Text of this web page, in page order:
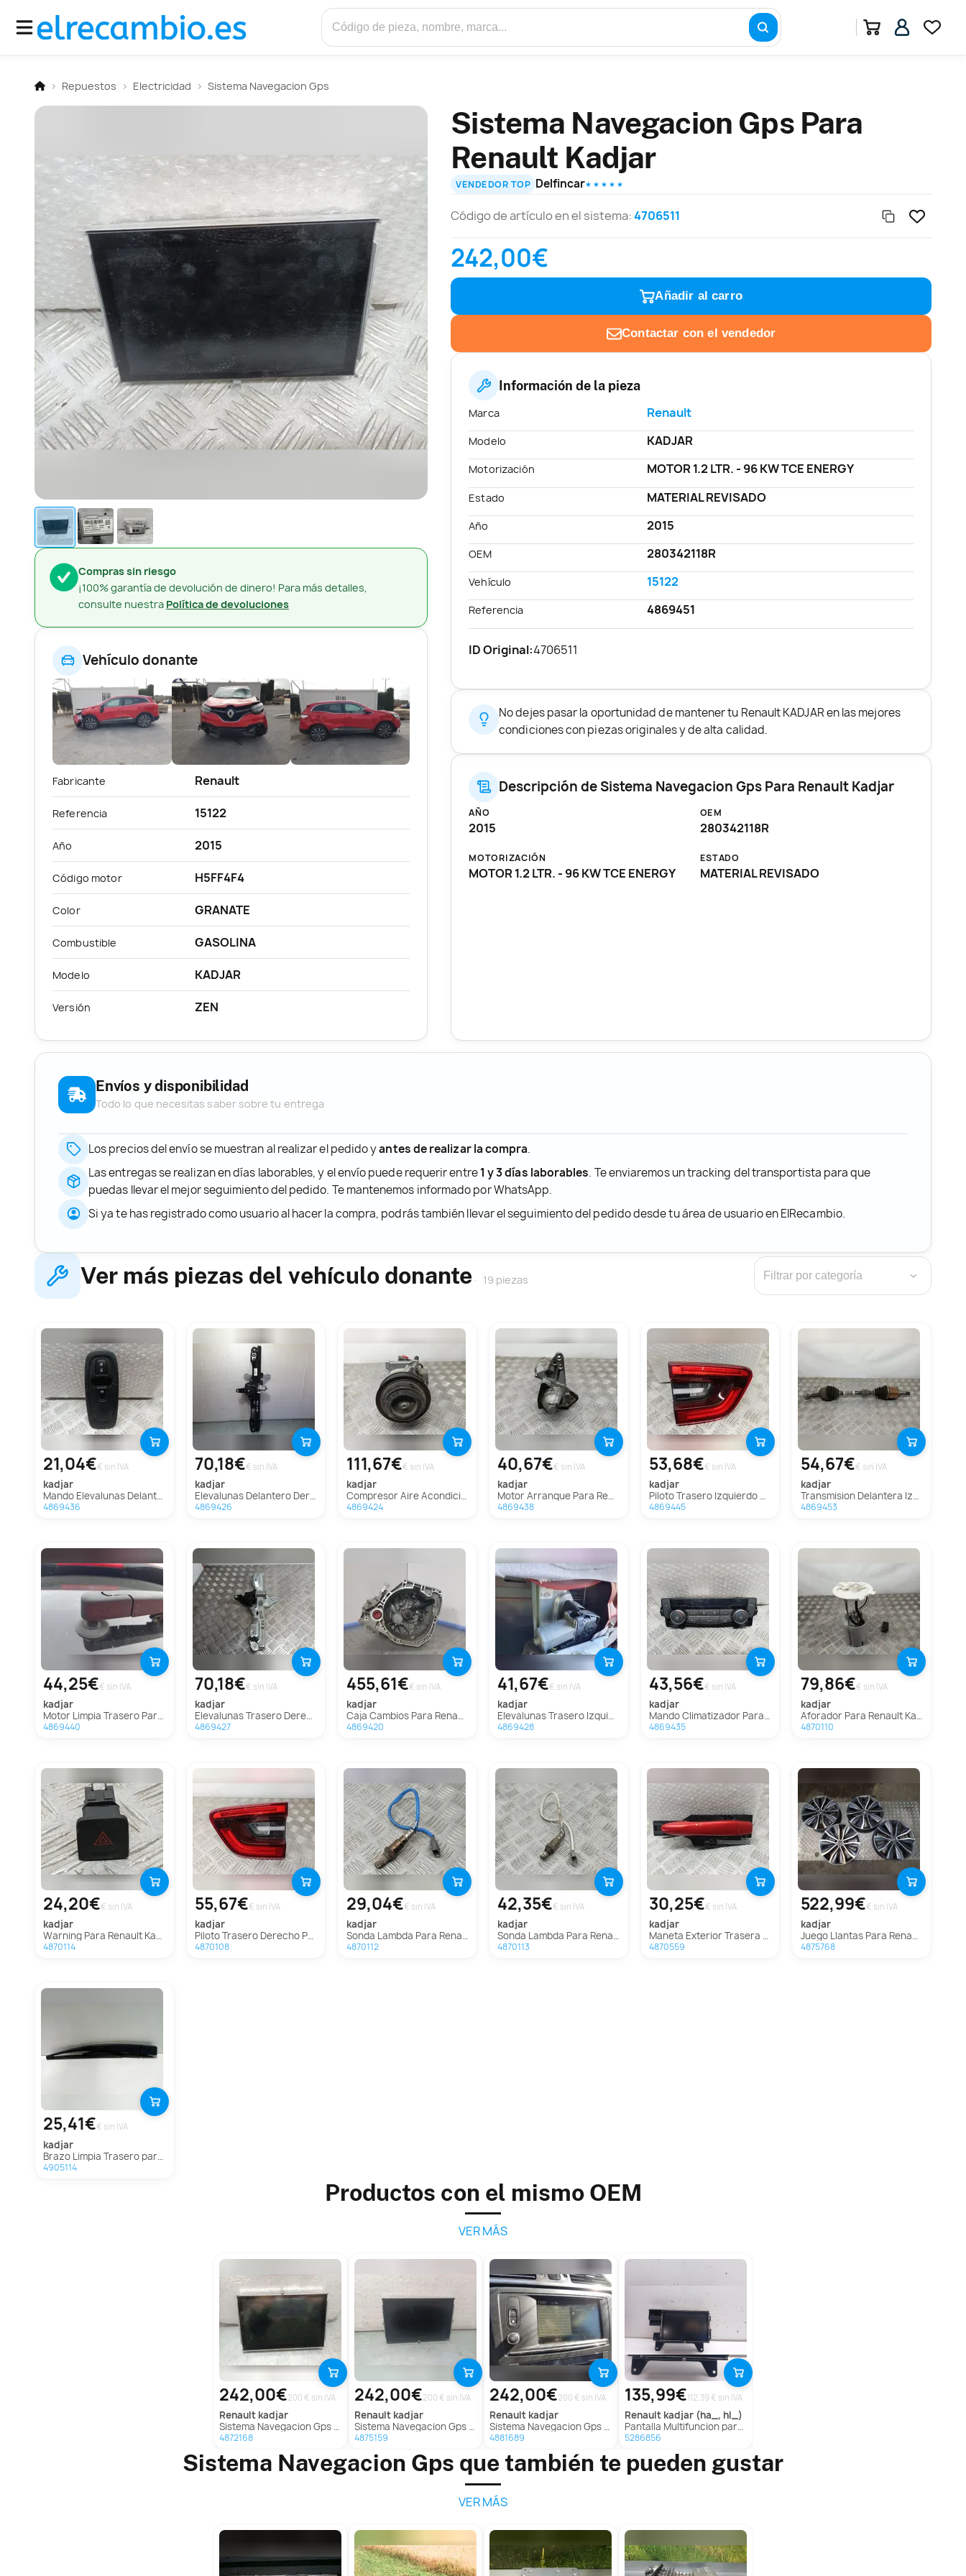
Repuestos Electricidad Sistema Navegacion Gps
Compras sin riesgo
¡100% garantía de devolución de dinero! Para más detalles,
consulte nuestra Política de devoluciones
Vehículo donante
Fabricante Renault
Referencia 15122
Año 2015
Código motor H5FF4F4
Color GRANATE
Combustible GASOLINA
Modelo KADJAR
Versión ZEN
Sistema Navegacion Gps Para
Renault Kadjar
VENDEDOR TOP Delfincar★ ★ ★ ★ ★
Código de artículo en el sistema:4706511
242,00€
Añadir al carro
Contactar con el vendedor
Información de la pieza
Marca Renault
Modelo KADJAR
Motorización MOTOR 1.2 LTR. - 96 KW TCE ENERGY
Estado MATERIAL REVISADO
Año 2015
OEM 280342118R
Vehículo 15122
Referencia 4869451
ID Original:4706511
No dejes pasar la oportunidad de mantener tu Renault KADJAR en las mejores
condiciones con piezas originales y de alta calidad.
Descripción de Sistema Navegacion Gps Para Renault Kadjar
AÑO
2015
OEM
280342118R
MOTORIZACIÓN
MOTOR 1.2 LTR. - 96 KW TCE ENERGY
ESTADO
MATERIAL REVISADO
Envíos y disponibilidad
Todo lo que necesitas saber sobre tu entrega
Los precios del envío se muestran al realizar el pedido yantes de realizar la compra.
Las entregas se realizan en días laborables, y el envío puede requerir entre1 y 3 días laborables. Te enviaremos un tracking del transportista para que
puedas llevar el mejor seguimiento del pedido. Te mantenemos informado por WhatsApp.
Si ya te has registrado como usuario al hacer la compra, podrás también llevar el seguimiento del pedido desde tu área de usuario en ElRecambio.
Ver más piezas del vehículo donante 19 piezas ›
21,04€€ sin IVA
kadjar
Mando Elevalunas Delantero Derecho Para Renault Kadjar
4869436
70,18€€ sin IVA
kadjar
Elevalunas Delantero Derecho Para Renault Kadjar
4869426
111,67€€ sin IVA
kadjar
Compresor Aire Acondicionado Para Renault Kadjar
4869424
40,67€€ sin IVA
kadjar
Motor Arranque Para Renault Kadjar
4869438
53,68€€ sin IVA
kadjar
Piloto Trasero Izquierdo Para Renault Kadjar
4869445
54,67€€ sin IVA
kadjar
Transmision Delantera Izquierda Para Renault Kadjar
4869453
44,25€€ sin IVA
kadjar
Motor Limpia Trasero Para Renault Kadjar
4869440
70,18€€ sin IVA
kadjar
Elevalunas Trasero Derecho Para Renault Kadjar
4869427
455,61€€ sin IVA
kadjar
Caja Cambios Para Renault Kadjar
4869420
41,67€€ sin IVA
kadjar
Elevalunas Trasero Izquierdo Para Renault Kadjar
4869428
43,56€€ sin IVA
kadjar
Mando Climatizador Para Renault Kadjar
4869435
79,86€€ sin IVA
kadjar
Aforador Para Renault Kadjar
4870110
24,20€€ sin IVA
kadjar
Warning Para Renault Kadjar
4870114
55,67€€ sin IVA
kadjar
Piloto Trasero Derecho Para Renault Kadjar
4870108
29,04€€ sin IVA
kadjar
Sonda Lambda Para Renault Kadjar
4870112
42,35€€ sin IVA
kadjar
Sonda Lambda Para Renault Kadjar
4870113
30,25€€ sin IVA
kadjar
Maneta Exterior Trasera Derecha Para Renault Kadjar
4870559
522,99€€ sin IVA
kadjar
Juego Llantas Para Renault Kadjar
4875768
25,41€€ sin IVA
kadjar
Brazo Limpia Trasero para Renault Kadjar
4905114
Productos con el mismo OEM
VER MÁS
242,00€200 € sin IVA
renault kadjar
Sistema Navegacion Gps Para Renault Kadjar
4872168
242,00€200 € sin IVA
renault kadjar
Sistema Navegacion Gps Para Renault Kadjar
4875159
242,00€200 € sin IVA
renault kadjar
Sistema Navegacion Gps Para Renault Kadjar
4881689
135,99€112.39 € sin IVA
renault kadjar (ha_, hl_)
Pantalla Multifuncion para Renault Kadjar (Ha_, Hl_)
5286856
Sistema Navegacion Gps que también te pueden gustar
VER MÁS